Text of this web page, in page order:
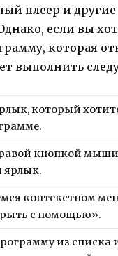
плеер и другие
если вы
которая
выполнить
который
кнопкой
ярлык.
контекстном
с помощью».
из списка